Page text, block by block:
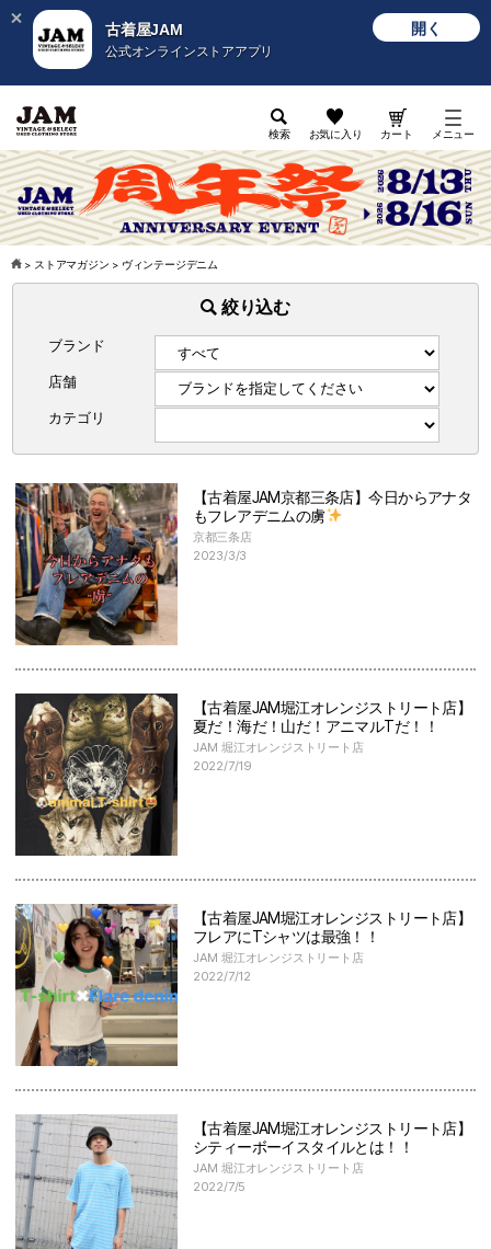
古着屋JAM
公式オンラインストアアプリ
開く
検索 お気に入り カート メニュー
> ストアマガジン > ヴィンテージデニム
絞り込む
ブランド
店舗
カテゴリ
【古着屋JAM京都三条店】今日からアナタ
もフレアデニムの虜
京都三条店
2023/3/3
【古着屋JAM堀江オレンジストリート店】
夏だ！海だ！山だ！アニマルTだ！！
JAM 堀江オレンジストリート店
2022/7/19
【古着屋JAM堀江オレンジストリート店】
フレアにTシャツは最強！！
JAM 堀江オレンジストリート店
2022/7/12
【古着屋JAM堀江オレンジストリート店】
シティーボーイスタイルとは！！
JAM 堀江オレンジストリート店
2022/7/5